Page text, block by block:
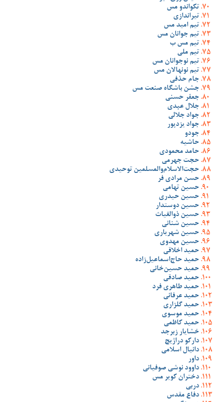
تکواندو مس
تیراندازی
تیم امید مس
تیم جوانان مس
تیم مس ب
تیم ملی
تیم نوجوانان مس
تیم نونهالان مس
جام حذفی
جشن باشگاه صنعت مس
جعفر حسنی
جلال عبدی
جواد جلالی
جواد یزدپور
جودو
حاشیه
حامد محمودی
حجت جهرمی
حجت‌الاسلام‌والمسلمین توحیدی
حسن مرادی فر
حسین تهامی
حسین حیدری
حسین دوستدار
حسین ذوالغیاث
حسین شنانی
حسین شهریاری
حسین مهدوی
حمید اخلاقی
حمید حاج‌اسماعیل‌زاده
حمید حسین‌خانی
حمید صادقی
حمید طاهری فرد
حمید عرفانی
حمید گلزاری
حمید موسوی
حمید کاظمی
خشایار زبرجد
دارکو دراژیچ
دانیال اسلامی
داور
داوود نوشی صوفیانی
دختران کویر مس
دربی
دفاع مقدس